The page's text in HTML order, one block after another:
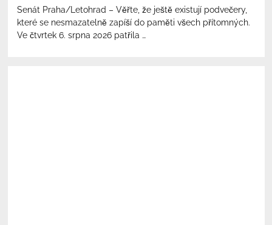
Senát Praha/Letohrad – Věřte, že ještě existují podvečery,
které se nesmazatelně zapíší do paměti všech přítomných.
Ve čtvrtek 6. srpna 2026 patřila …